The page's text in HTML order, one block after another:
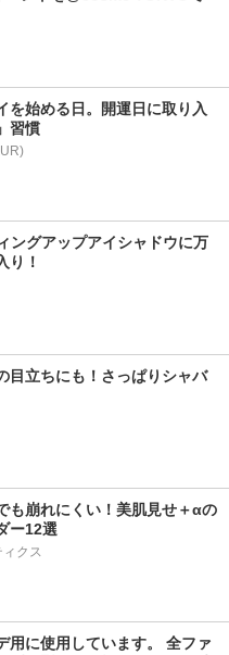
を始める日。開運日に取り入
習慣
ングアップアイシャドウに万
り！
目立ちにも！さっぱりシャバ
も崩れにくい！美肌見せ＋αの
ー12選
クス
用に使用しています。 全ファ